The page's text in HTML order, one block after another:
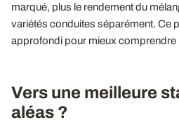
marqué, plus le rendement du
variétés conduites séparément. Ce
approfondi pour mieux comprendre
Vers une meilleure
aléas ?